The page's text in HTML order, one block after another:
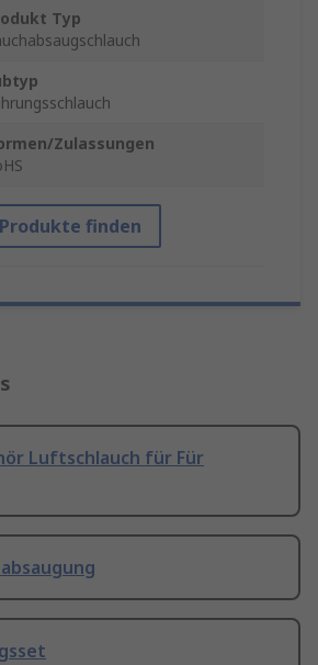
Typ
Zulassungen
finden
Luftschlauch für Für